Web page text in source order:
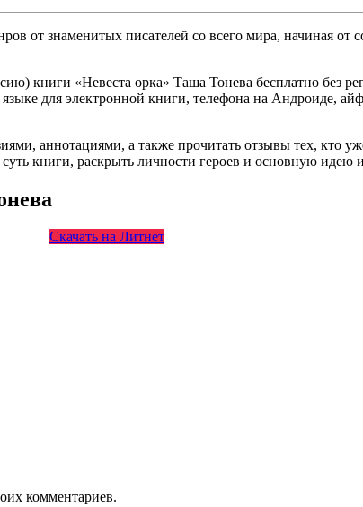
от знаменитых писателей со всего мира, начиная от
книги «Невеста орка» Таша Тонева бесплатно без
для электронной книги, телефона на Андроиде,
аннотациями, а также прочитать отзывы тех, кто
книги, раскрыть личности героев и основную идею
Скачать на Литнет
комментариев.